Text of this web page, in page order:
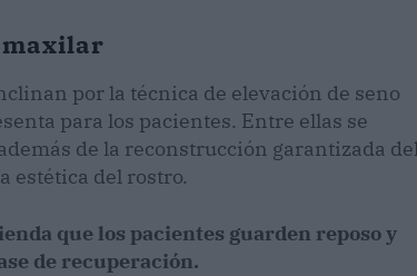
maxilar
por la técnica de elevación de seno
para los pacientes. Entre ellas se
de la reconstrucción garantizada
estética del rostro.
que los pacientes guarden reposo y
de recuperación.